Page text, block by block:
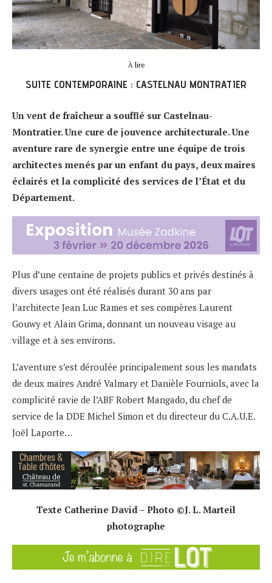
À lire
SUITE CONTEMPORAINE : CASTELNAU MONTRATIER
Un vent de fraîcheur a soufflé sur Castelnau-
Montratier. Une cure de jouvence architecturale. Une
aventure rare de synergie entre une équipe de trois
architectes menés par un enfant du pays, deux maires
éclairés et la complicité des services de l’État et du
Département.
Plus d’une centaine de projets publics et privés destinés à
divers usages ont été réalisés durant 30 ans par
l’architecte Jean Luc Rames et ses compères Laurent
Gouwy et Alain Grima, donnant un nouveau visage au
village et à ses environs.
L’aventure s’est déroulée principalement sous les mandats
de deux maires André Valmary et Danièle Fourniols, avec la
complicité ravie de l’ABF Robert Mangado, du chef de
service de la DDE Michel Simon et du directeur du C.A.U.E.
Joël Laporte…
Texte Catherine David – Photo ©J. L. Marteil
photographe